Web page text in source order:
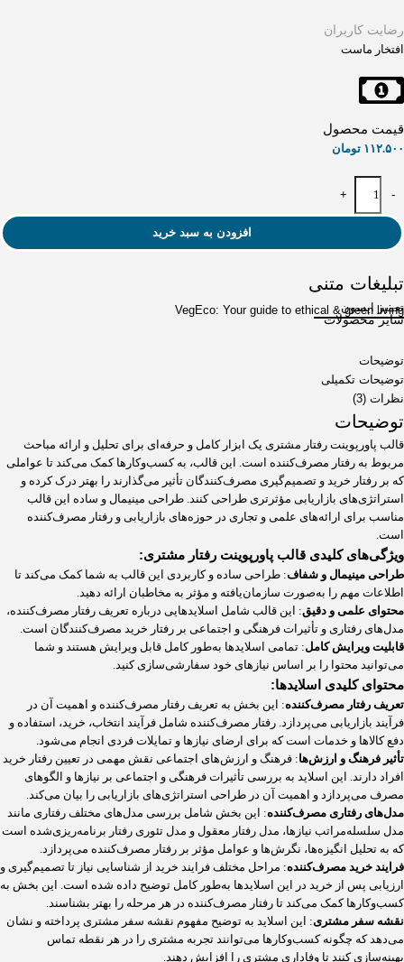
رضایت کاربران
افتخار ماست
قیمت محصول
۱۱۲.۵۰۰ تومان
-
+
افزودن به سبد خرید
تبلیغات متنی
تعمیر اپسون
VegEco: Your guide to ethical & green living
سایر محصولات
توضیحات
توضیحات تکمیلی
نظرات (3)
توضیحات
قالب پاورپوینت رفتار مشتری یک ابزار کامل و حرفه‌ای برای تحلیل و ارائه مباحث
مربوط به رفتار مصرف‌کننده است. این قالب، به کسب‌وکارها کمک می‌کند تا عواملی
که بر رفتار خرید و تصمیم‌گیری مصرف‌کنندگان تأثیر می‌گذارند را بهتر درک کرده و
استراتژی‌های بازاریابی مؤثرتری طراحی کنند. طراحی مینیمال و ساده این قالب
مناسب برای ارائه‌های علمی و تجاری در حوزه‌های بازاریابی و رفتار مصرف‌کننده
است.
ویژگی‌های کلیدی قالب پاورپوینت رفتار مشتری:
طراحی مینیمال و شفاف: طراحی ساده و کاربردی این قالب به شما کمک می‌کند تا
اطلاعات مهم را به‌صورت سازمان‌یافته و مؤثر به مخاطبان ارائه دهید.
محتوای علمی و دقیق: این قالب شامل اسلایدهایی درباره تعریف رفتار مصرف‌کننده،
مدل‌های رفتاری و تأثیرات فرهنگی و اجتماعی بر رفتار خرید مصرف‌کنندگان است.
قابلیت ویرایش کامل: تمامی اسلایدها به‌طور کامل قابل ویرایش هستند و شما
می‌توانید محتوا را بر اساس نیازهای خود سفارشی‌سازی کنید.
محتوای کلیدی اسلایدها:
تعریف رفتار مصرف‌کننده: این بخش به تعریف رفتار مصرف‌کننده و اهمیت آن در
فرآیند بازاریابی می‌پردازد. رفتار مصرف‌کننده شامل فرآیند انتخاب، خرید، استفاده و
دفع کالاها و خدمات است که برای ارضای نیازها و تمایلات فردی انجام می‌شود​.
تأثیر فرهنگ و ارزش‌ها: فرهنگ و ارزش‌های اجتماعی نقش مهمی در تعیین رفتار خرید
افراد دارند. این اسلاید به بررسی تأثیرات فرهنگی و اجتماعی بر نیازها و الگوهای
مصرف می‌پردازد و اهمیت آن در طراحی استراتژی‌های بازاریابی را بیان می‌کند​.
مدل‌های رفتاری مصرف‌کننده: این بخش شامل بررسی مدل‌های مختلف رفتاری مانند
مدل سلسله‌مراتب نیازها، مدل رفتار معقول و مدل تئوری رفتار برنامه‌ریزی‌شده است
که به تحلیل انگیزه‌ها، نگرش‌ها و عوامل مؤثر بر رفتار مصرف‌کننده می‌پردازد.
فرایند خرید مصرف‌کننده: مراحل مختلف فرایند خرید از شناسایی نیاز تا تصمیم‌گیری و
ارزیابی پس از خرید در این اسلایدها به‌طور کامل توضیح داده شده است. این بخش به
کسب‌وکارها کمک می‌کند تا رفتار مصرف‌کننده در هر مرحله را بهتر بشناسند.
نقشه سفر مشتری: این اسلاید به توضیح مفهوم نقشه سفر مشتری پرداخته و نشان
می‌دهد که چگونه کسب‌وکارها می‌توانند تجربه مشتری را در هر نقطه تماس
بهینه‌سازی کنند تا وفاداری مشتری را افزایش دهند​.